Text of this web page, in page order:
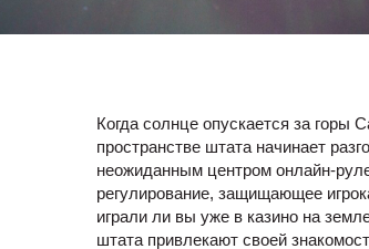
Когда солнце опускается за горы
пространстве штата начинает
неожиданным центром
регулирование, защищающее
играли ли вы уже в казино на
штата привлекают своей